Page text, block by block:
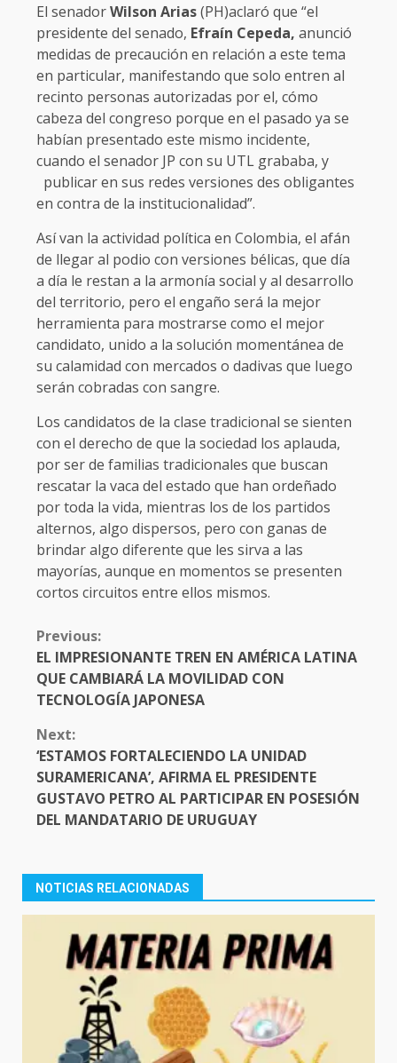
El senadorWilson Arias(PH)aclaró que “el
presidente del senado, Efraín Cepeda, anunció
medidas de precaución en relación a este tema
en particular, manifestando que solo entren al
recinto personas autorizadas por el, cómo
cabeza del congreso porque en el pasado ya se
habían presentado este mismo incidente,
cuando el senador JP con su UTL grababa, y
publicar en sus redes versiones des obligantes
en contra de la institucionalidad”.
Así van la actividad política en Colombia, el afán
de llegar al podio con versiones bélicas, que día
a día le restan a la armonía social y al desarrollo
del territorio, pero el engaño será la mejor
herramienta para mostrarse como el mejor
candidato, unido a la solución momentánea de
su calamidad con mercados o dadivas que luego
serán cobradas con sangre.
Los candidatos de la clase tradicional se sienten
con el derecho de que la sociedad los aplauda,
por ser de familias tradicionales que buscan
rescatar la vaca del estado que han ordeñado
por toda la vida, mientras los de los partidos
alternos, algo dispersos, pero con ganas de
brindar algo diferente que les sirva a las
mayorías, aunque en momentos se presenten
cortos circuitos entre ellos mismos.
CONTINUE
READING
Previous:
EL IMPRESIONANTE TREN EN AMÉRICA LATINA
QUE CAMBIARÁ LA MOVILIDAD CON
TECNOLOGÍA JAPONESA
Next:
‘ESTAMOS FORTALECIENDO LA UNIDAD
SURAMERICANA’, AFIRMA EL PRESIDENTE
GUSTAVO PETRO AL PARTICIPAR EN POSESIÓN
DEL MANDATARIO DE URUGUAY
NOTICIAS RELACIONADAS